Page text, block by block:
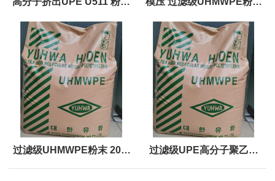
POLIMAXX UHMWPE 500万超高分子量 活性炭滤
芯UPE原料
过滤级UHMWPE粉末 200- 过滤级UPE高分子聚乙烯